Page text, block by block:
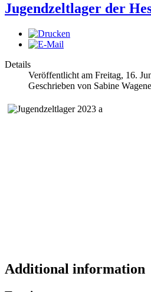
Jugendzeltlager der
Details
Veröffentlicht am Freitag, 16.
Geschrieben von Sabine
Additional information